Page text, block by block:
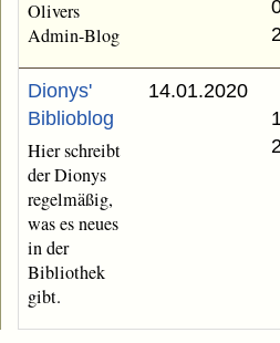
Olivers
Admin-Blog
Dionys'
Biblioblog
Hier schreibt
der Dionys
regelmäßig,
was es neues
in der
Bibliothek
gibt.
14.01.2020